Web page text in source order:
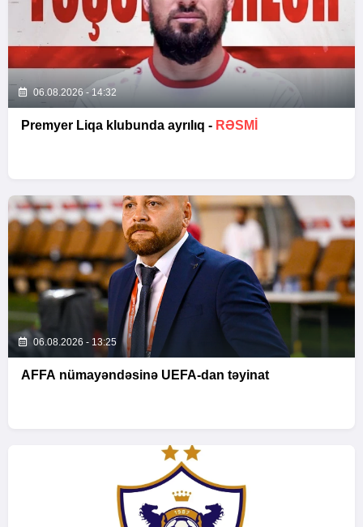
06.08.2026 - 14:32
Premyer Liqa klubunda ayrılıq - RƏSMİ
06.08.2026 - 13:25
AFFA nümayəndəsinə UEFA-dan təyinat